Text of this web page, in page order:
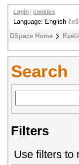
DSpace Home
Login cookies
Language: English
Search
Filters
Use filters to